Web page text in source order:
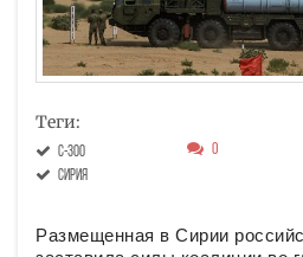
Теги:
С-300
Сирия
0
Размещенная в Сирии